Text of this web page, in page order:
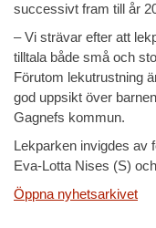
successivt fram till år
– Vi strävar efter att
tilltala både små och
Förutom lekutrustning
god uppsikt över
Gagnefs kommun.
Lekparken invigdes av
Eva-Lotta Nises (S)
Öppna nyhetsarkivet